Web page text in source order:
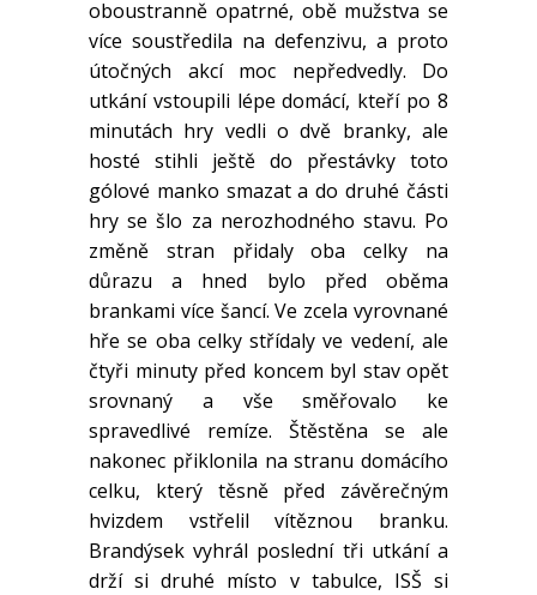
oboustranně opatrné, obě mužstva se
více soustředila na defenzivu, a proto
útočných akcí moc nepředvedly. Do
utkání vstoupili lépe domácí, kteří po 8
minutách hry vedli o dvě branky, ale
hosté stihli ještě do přestávky toto
gólové manko smazat a do druhé části
hry se šlo za nerozhodného stavu. Po
změně stran přidaly oba celky na
důrazu a hned bylo před oběma
brankami více šancí. Ve zcela vyrovnané
hře se oba celky střídaly ve vedení, ale
čtyři minuty před koncem byl stav opět
srovnaný a vše směřovalo ke
spravedlivé remíze. Štěstěna se ale
nakonec přiklonila na stranu domácího
celku, který těsně před závěrečným
hvizdem vstřelil vítěznou branku.
Brandýsek vyhrál poslední tři utkání a
drží si druhé místo v tabulce, ISŠ si